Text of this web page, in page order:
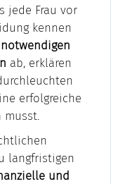
jede Frau vor
kennen
notwendigen
ab, erklären
erfolgreiche
musst.
langfristigen
und